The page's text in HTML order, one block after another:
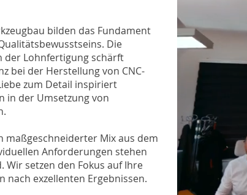
bilden das Fundament
Die
der Lohnfertigung schärft
bei der Herstellung von CNC-
zum Detail inspiriert
in der Umsetzung von
maßgeschneiderter Mix aus dem
Anforderungen stehen
setzen den Fokus auf Ihre
nach exzellenten Ergebnissen.